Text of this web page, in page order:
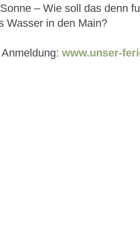
– Wie soll das denn
Wasser in den Main?
www.unser-